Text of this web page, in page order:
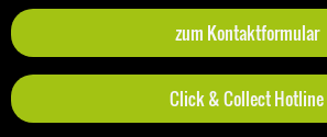
zum Kontaktformular
Click & Collect Hotline